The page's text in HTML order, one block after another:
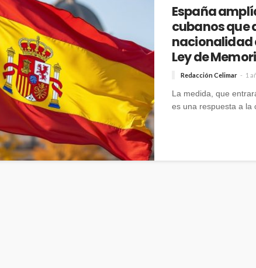
España
cubanos que
nacionalidad
Ley de
Redacción Celimar 1
La medida, que
es una respuesta a la